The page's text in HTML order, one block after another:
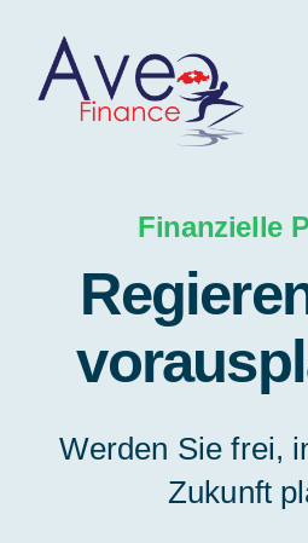
content
Finanzielle
Werden Sie frei,
Zukunft